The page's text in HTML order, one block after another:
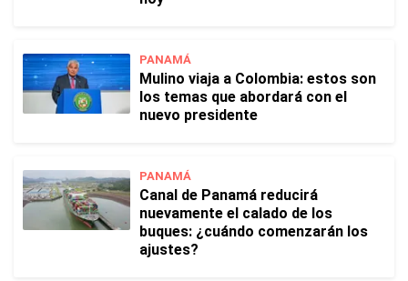
PANAMÁ
Mulino viaja a Colombia: estos son
los temas que abordará con el
nuevo presidente
PANAMÁ
Canal de Panamá reducirá
nuevamente el calado de los
buques: ¿cuándo comenzarán los
ajustes?